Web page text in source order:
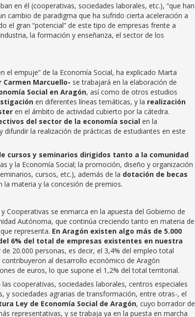
en él (cooperativas, sociedades laborales, etc.), “que han
cambio de paradigma que ha sufrido cierta aceleración a
el gran “potencial” de este tipo de empresas frente a
la formación y enseñanza, el sector de los
empuje” de la Economía Social, ha explicado Marta
Marcuello- se trabajará en la elaboración de
Social en Aragón, así como de otros estudios
en diferentes líneas temáticas, y la realización
en el ámbito de actividad cubierto por la cátedra.
del sector de la economía social en la
la realización de prácticas de estudiantes en este
cursos y seminarios dirigidos tanto a la comunidad
y la Economía Social; la promoción, diseño y organización
cursos, etc.), además de la dotación de becas
la materia y la concesión de premios.
Cooperativas se enmarca en la apuesta del Gobierno de
Autónoma, que continúa creciendo tanto en materia de
representa. En Aragón existen algo más de 5.000
6% del total de empresas existentes en nuestra
20.000 personas, es decir, el 3,4% del empleo total
al desarrollo económico de Aragón
de euros, lo que supone el 1,2% del total territorial.
cooperativas, sociedades laborales, centros especiales
y sociedades agrarias de transformación, entre otras-, el
Ley de Economía Social de Aragón, cuyo borrador de
representativas, y se trabaja ya en la puesta en marcha